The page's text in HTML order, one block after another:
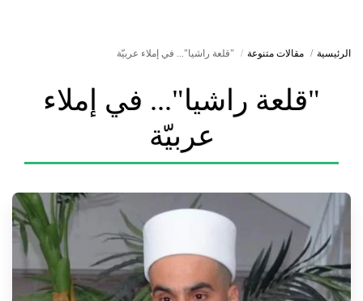
الرئيسية مقالات متنوعة "قلعة راشيا"... في إملاء عربيّة
"قلعة راشيا"... في إملاء
عربيّة